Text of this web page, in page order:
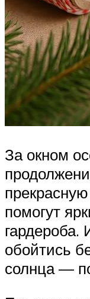
За окном
помогут
гардероба.
обойтись
солнца —